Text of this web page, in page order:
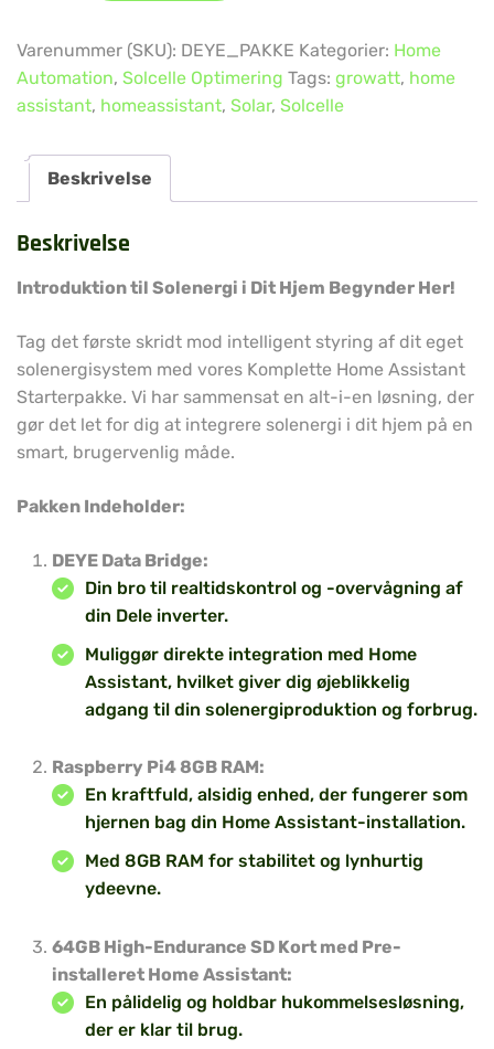
Varenummer (SKU): DEYE_PAKKE Kategorier: Home
Automation, Solcelle Optimering Tags: growatt, home
assistant, homeassistant, Solar, Solcelle
Beskrivelse
Beskrivelse
Introduktion til Solenergi i Dit Hjem Begynder Her!
Tag det første skridt mod intelligent styring af dit eget
solenergisystem med vores Komplette Home Assistant
Starterpakke. Vi har sammensat en alt-i-en løsning, der
gør det let for dig at integrere solenergi i dit hjem på en
smart, brugervenlig måde.
Pakken Indeholder:
DEYE Data Bridge:
Din bro til realtidskontrol og -overvågning af
din Dele inverter.
Muliggør direkte integration med Home
Assistant, hvilket giver dig øjeblikkelig
adgang til din solenergiproduktion og forbrug.
Raspberry Pi4 8GB RAM:
En kraftfuld, alsidig enhed, der fungerer som
hjernen bag din Home Assistant-installation.
Med 8GB RAM for stabilitet og lynhurtig
ydeevne.
64GB High-Endurance SD Kort med Pre-
installeret Home Assistant:
En pålidelig og holdbar hukommelsesløsning,
der er klar til brug.